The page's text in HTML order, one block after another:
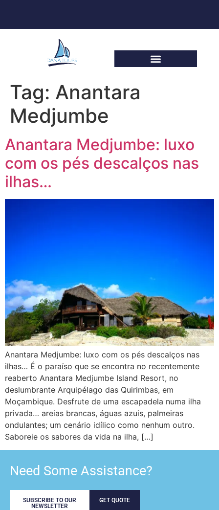
Tag: Anantara
Medjumbe
Anantara Medjumbe: luxo
com os pés descalços nas
ilhas…
Anantara Medjumbe: luxo com os pés descalços nas
ilhas… É o paraíso que se encontra no recentemente
reaberto Anantara Medjumbe Island Resort, no
deslumbrante Arquipélago das Quirimbas, em
Moçambique. Desfrute de uma escapadela numa ilha
privada… areias brancas, águas azuis, palmeiras
ondulantes; um cenário idílico como nenhum outro.
Saboreie os sabores da vida na ilha, […]
Need Some Assistance?
SUBSCRIBE TO OUR
NEWSLETTER
GET QUOTE